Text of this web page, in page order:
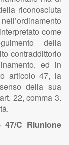
riconosciuta
come
della
contraddittorio
ed in
articolo 47, la
della sua
22, comma 3.
47/C Riunione